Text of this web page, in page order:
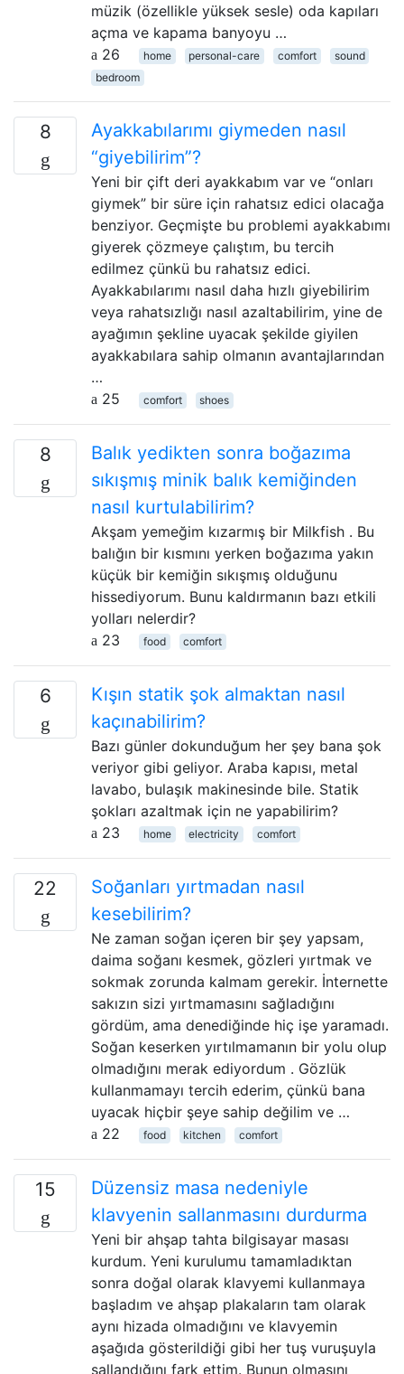
müzik (özellikle yüksek sesle) oda kapıları
açma ve kapama banyoyu …
26
home personal-care comfort
sound
bedroom
8
Ayakkabılarımı giymeden nasıl
“giyebilirim”?
Yeni bir çift deri ayakkabım var ve “onları
giymek” bir süre için rahatsız edici olacağa
benziyor. Geçmişte bu problemi ayakkabımı
giyerek çözmeye çalıştım, bu tercih
edilmez çünkü bu rahatsız edici.
Ayakkabılarımı nasıl daha hızlı giyebilirim
veya rahatsızlığı nasıl azaltabilirim, yine de
ayağımın şekline uyacak şekilde giyilen
ayakkabılara sahip olmanın avantajlarından
…
25
comfort shoes
8
Balık yedikten sonra boğazıma
sıkışmış minik balık kemiğinden
nasıl kurtulabilirim?
Akşam yemeğim kızarmış bir Milkfish . Bu
balığın bir kısmını yerken boğazıma yakın
küçük bir kemiğin sıkışmış olduğunu
hissediyorum. Bunu kaldırmanın bazı etkili
yolları nelerdir?
23
food comfort
6
Kışın statik şok almaktan nasıl
kaçınabilirim?
Bazı günler dokunduğum her şey bana şok
veriyor gibi geliyor. Araba kapısı, metal
lavabo, bulaşık makinesinde bile. Statik
şokları azaltmak için ne yapabilirim?
23
home electricity comfort
22
Soğanları yırtmadan nasıl
kesebilirim?
Ne zaman soğan içeren bir şey yapsam,
daima soğanı kesmek, gözleri yırtmak ve
sokmak zorunda kalmam gerekir. İnternette
sakızın sizi yırtmamasını sağladığını
gördüm, ama denediğinde hiç işe yaramadı.
Soğan keserken yırtılmamanın bir yolu olup
olmadığını merak ediyordum . Gözlük
kullanmamayı tercih ederim, çünkü bana
uyacak hiçbir şeye sahip değilim ve …
22
food kitchen comfort
15
Düzensiz masa nedeniyle
klavyenin sallanmasını durdurma
Yeni bir ahşap tahta bilgisayar masası
kurdum. Yeni kurulumu tamamladıktan
sonra doğal olarak klavyemi kullanmaya
başladım ve ahşap plakaların tam olarak
aynı hizada olmadığını ve klavyemin
aşağıda gösterildiği gibi her tuş vuruşuyla
sallandığını fark ettim. Bunun olmasını